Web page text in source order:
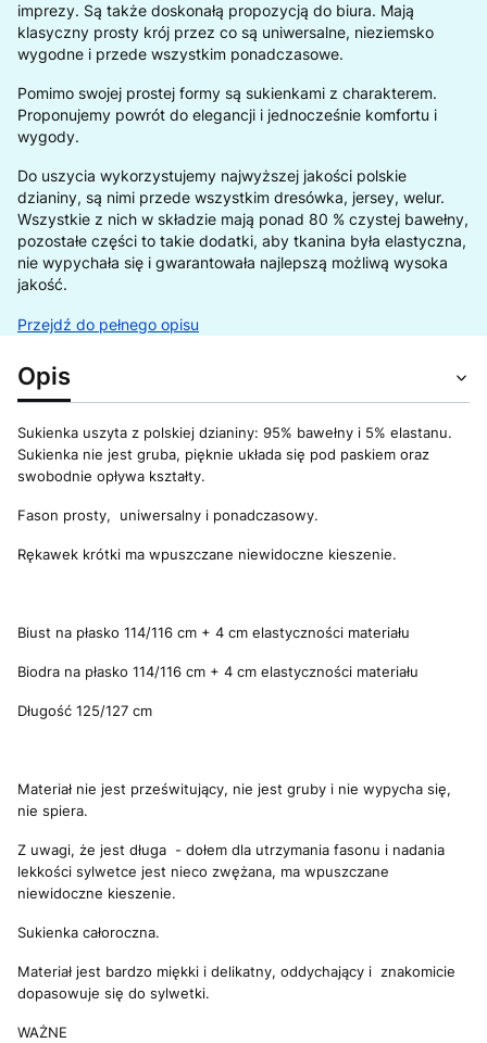
imprezy. Są także doskonałą propozycją do biura. Mają
klasyczny prosty krój przez co są uniwersalne, nieziemsko
wygodne i przede wszystkim ponadczasowe.
Pomimo swojej prostej formy są sukienkami z charakterem.
Proponujemy powrót do elegancji i jednocześnie komfortu i
wygody.
Do uszycia wykorzystujemy najwyższej jakości polskie
dzianiny, są nimi przede wszystkim dresówka, jersey, welur.
Wszystkie z nich w składzie mają ponad 80 % czystej bawełny,
pozostałe części to takie dodatki, aby tkanina była elastyczna,
nie wypychała się i gwarantowała najlepszą możliwą wysoka
jakość.
Przejdź do pełnego opisu
Opis
Sukienka uszyta z polskiej dzianiny: 95% bawełny i 5% elastanu.
Sukienka nie jest gruba, pięknie układa się pod paskiem oraz
swobodnie opływa kształty.
Fason prosty, uniwersalny i ponadczasowy.
Rękawek krótki ma wpuszczane niewidoczne kieszenie.
Biust na płasko 114/116 cm + 4 cm elastyczności materiału
Biodra na płasko 114/116 cm + 4 cm elastyczności materiału
Długość 125/127 cm
Materiał nie jest prześwitujący, nie jest gruby i nie wypycha się,
nie spiera.
Z uwagi, że jest długa - dołem dla utrzymania fasonu i nadania
lekkości sylwetce jest nieco zwężana, ma wpuszczane
niewidoczne kieszenie.
Sukienka całoroczna.
Materiał jest bardzo miękki i delikatny, oddychający i znakomicie
dopasowuje się do sylwetki.
WAŻNE